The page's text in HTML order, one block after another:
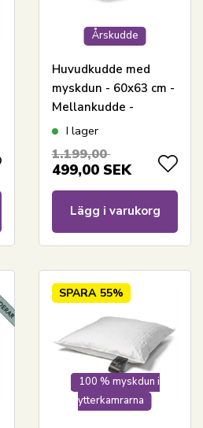
Årskudde
Huvudkudde med
myskdun - 60x63 cm -
Mellankudde -
Årspuden 2025 - 3
I lager
1.199,00
499,00 SEK
Lägg i varukorg
100 % myskdun i
ytterkamrarna
SPARA 55%